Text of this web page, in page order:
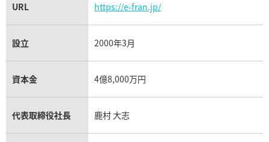
URL https://e-fran.jp/
設立 2000年3月
資本金 4億8,000万円
代表取締役社長 鹿村 大志